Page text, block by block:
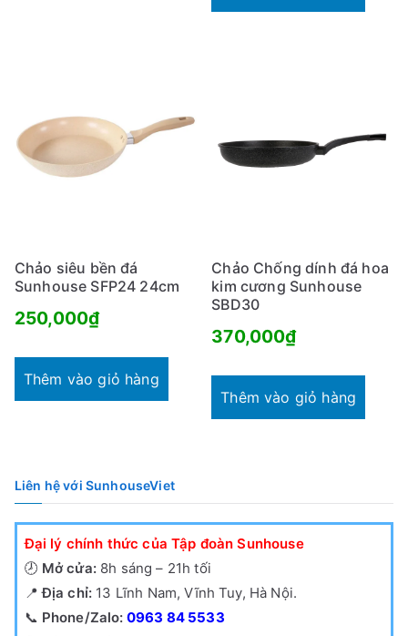
Chảo siêu bền đá
Sunhouse SFP24 24cm
250,000₫
Thêm vào giỏ hàng
Chảo Chống dính đá hoa
kim cương Sunhouse
SBD30
370,000₫
Thêm vào giỏ hàng
Liên hệ với SunhouseViet
Đại lý chính thức của Tập đoàn Sunhouse
🕗 Mở cửa:8h sáng – 21h tối
📍Địa chỉ: 13 Lĩnh Nam, Vĩnh Tuy, Hà Nội.
📞 Phone/Zalo: 0963 84 5533